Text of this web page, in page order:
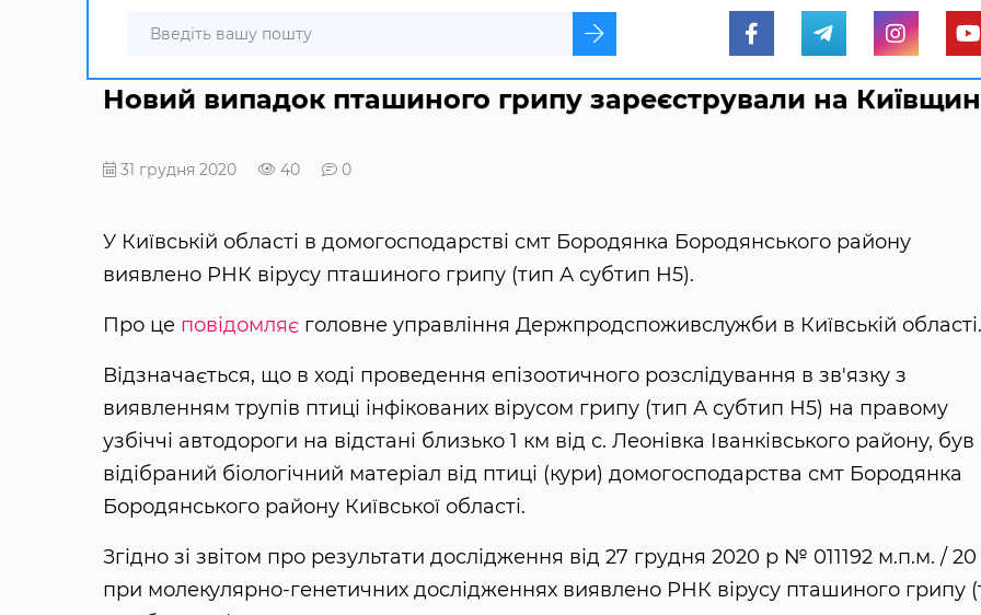
Новий випадок пташиного грипу зареєстрували на
31 грудня 2020 40 0
У Київській області в домогосподарстві смт Бородянка Бородянського району
виявлено РНК вірусу пташиного грипу (тип А субтип Н5).
Про це повідомляєголовне управління Держпродспоживслужби в Київській області.
Відзначається, що в ході проведення епізоотичного розслідування в зв'язку з
виявленням трупів птиці інфікованих вірусом грипу (тип А субтип Н5) на правому
узбіччі автодороги на відстані близько 1 км від с. Леонівка Іванківського району, був
відібраний біологічний матеріал від птиці (кури) домогосподарства смт Бородянка
Бородянського району Київської області.
Згідно зі звітом про результати дослідження від 27 грудня 2020 р № 011192 м.п.м. / 20
при молекулярно-генетичних дослідженнях виявлено РНК вірусу пташиного грипу